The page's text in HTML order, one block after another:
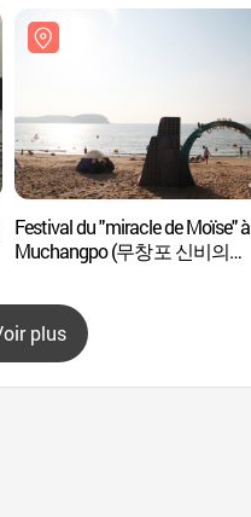
Festival du "miracle de Moïse" à
Muchangpo (무창포 신비의
plus